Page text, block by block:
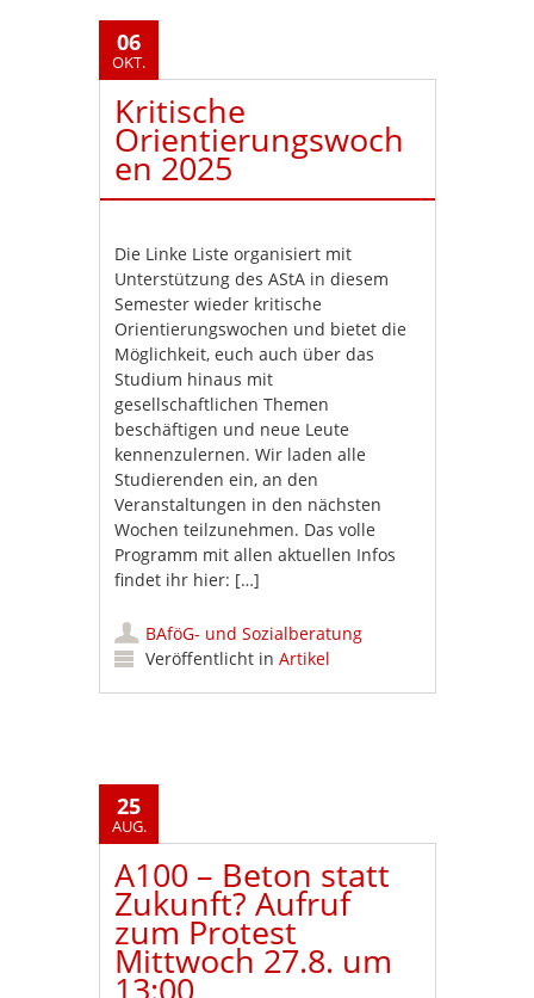
06
OKT.
Kritische
Orientierungswoch
en 2025
Die Linke Liste organisiert mit
Unterstützung des AStA in diesem
Semester wieder kritische
Orientierungswochen und bietet die
Möglichkeit, euch auch über das
Studium hinaus mit
gesellschaftlichen Themen
beschäftigen und neue Leute
kennenzulernen. Wir laden alle
Studierenden ein, an den
Veranstaltungen in den nächsten
Wochen teilzunehmen. Das volle
Programm mit allen aktuellen Infos
findet ihr hier: […]
BAföG- und Sozialberatung
Veröffentlicht inArtikel
25
AUG.
A100 – Beton statt
Zukunft? Aufruf
zum Protest
Mittwoch 27.8. um
13:00